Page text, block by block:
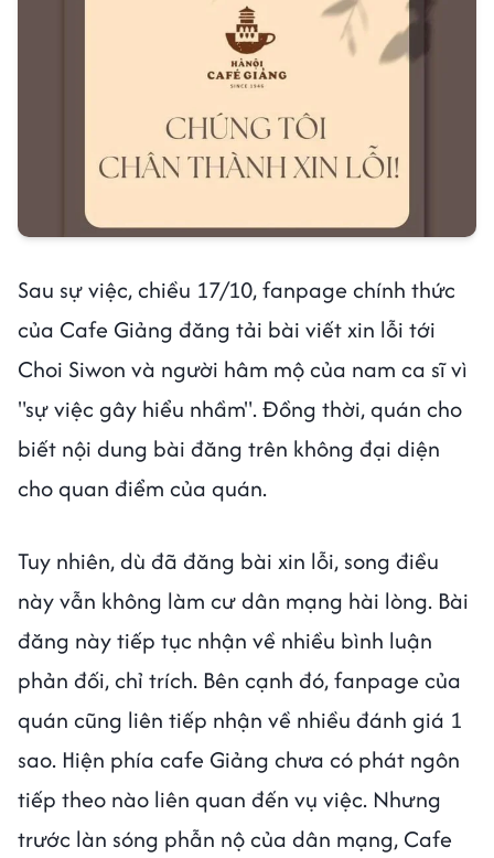
Sau sự việc, chiều 17/10, fanpage chính thức
của Cafe Giảng đăng tải bài viết xin lỗi tới
Choi Siwon và người hâm mộ của nam ca sĩ vì
"sự việc gây hiểu nhầm". Đồng thời, quán cho
biết nội dung bài đăng trên không đại diện
cho quan điểm của quán.
Tuy nhiên, dù đã đăng bài xin lỗi, song điều
này vẫn không làm cư dân mạng hài lòng. Bài
đăng này tiếp tục nhận về nhiều bình luận
phản đối, chỉ trích. Bên cạnh đó, fanpage của
quán cũng liên tiếp nhận về nhiều đánh giá 1
sao. Hiện phía cafe Giảng chưa có phát ngôn
tiếp theo nào liên quan đến vụ việc. Nhưng
trước làn sóng phẫn nộ của dân mạng, Cafe